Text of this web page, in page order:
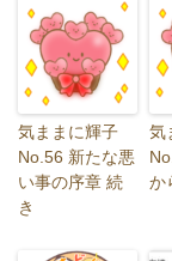
気ままに輝子
No.56 新たな悪
い事の序章 続
き
気
か